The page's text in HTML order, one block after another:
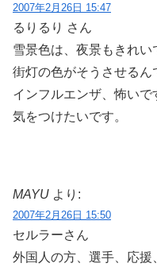
2007年2月26日 15:47
るりるり さん
雪景色は、夜景もきれい
街灯の色がそうさせるん
インフルエンザ、怖いで
気をつけたいです。
MAYU より:
2007年2月26日 15:50
セルラーさん
外国人の方、選手、応